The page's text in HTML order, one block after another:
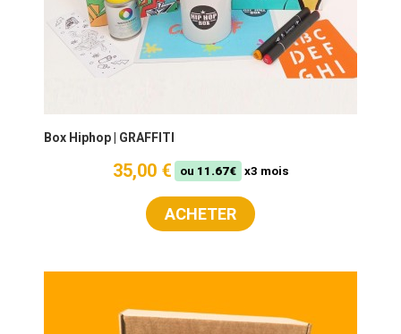
Box Hiphop | GRAFFITI
35,00 € ou 11.67€ x3 mois
ACHETER